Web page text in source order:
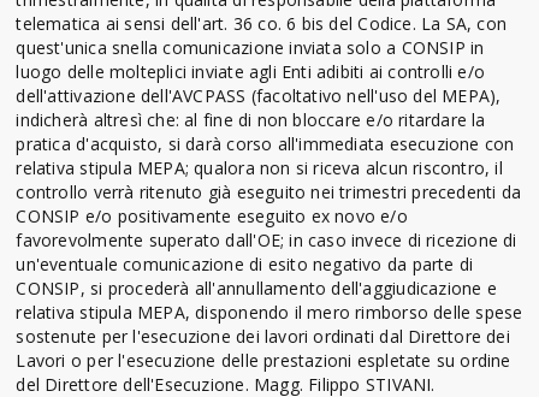
telematica ai sensi dell'art. 36 co. 6 bis del Codice. La SA, con
quest'unica snella comunicazione inviata solo a CONSIP in
luogo delle molteplici inviate agli Enti adibiti ai controlli e/o
dell'attivazione dell'AVCPASS (facoltativo nell'uso del MEPA),
indicherà altresì che: al fine di non bloccare e/o ritardare la
pratica d'acquisto, si darà corso all'immediata esecuzione con
relativa stipula MEPA; qualora non si riceva alcun riscontro, il
controllo verrà ritenuto già eseguito nei trimestri precedenti da
CONSIP e/o positivamente eseguito ex novo e/o
favorevolmente superato dall'OE; in caso invece di ricezione di
un'eventuale comunicazione di esito negativo da parte di
CONSIP, si procederà all'annullamento dell'aggiudicazione e
relativa stipula MEPA, disponendo il mero rimborso delle spese
sostenute per l'esecuzione dei lavori ordinati dal Direttore dei
Lavori o per l'esecuzione delle prestazioni espletate su ordine
del Direttore dell'Esecuzione. Magg. Filippo STIVANI.